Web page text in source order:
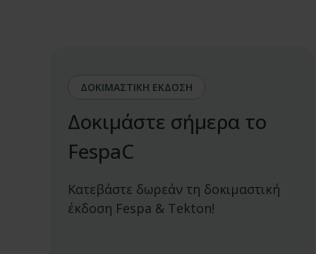
ΔΟΚΙΜΑΣΤΙΚΗ ΕΚΔΟΣΗ
Δοκιμάστε σήμερα το
FespaC
Κατεβάστε δωρεάν τη δοκιμαστική
έκδοση Fespa & Tekton!